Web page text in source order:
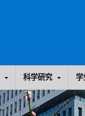
科学研究 学